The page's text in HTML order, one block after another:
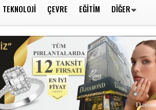
TEKNOLOJI ÇEVRE EĞITIM DIĞER